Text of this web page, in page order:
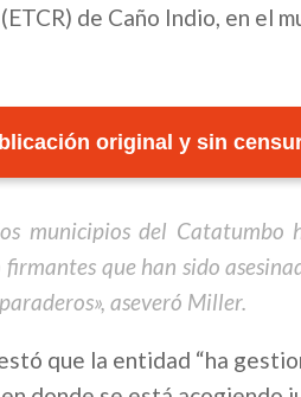
de Caño Indio, en el
original y sin
municipios del Catatumbo
que han sido
aseveró Miller.
que la entidad “ha